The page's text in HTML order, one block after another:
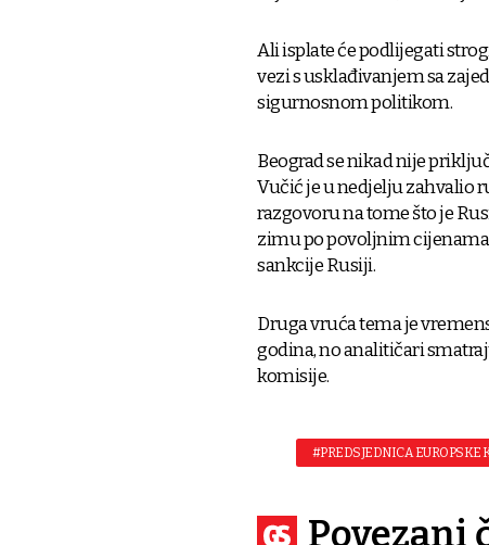
Ali isplate će podlijegati
vezi s usklađivanjem sa
sigurnosnom politikom.
Beograd se nikad nije
Vučić je u nedjelju zahvalio
razgovoru na tome što je
zimu po povoljnim cijenama
sankcije Rusiji.
Druga vruća tema je
godina, no analitičari
komisije.
#PREDSJEDNICA EUROPSKE
Povezani